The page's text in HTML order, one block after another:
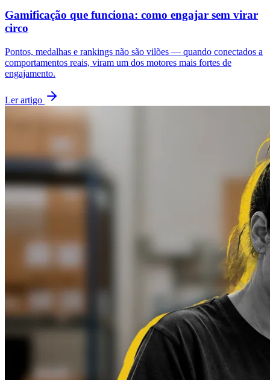
Gamificação que funciona: como engajar sem virar
circo
Pontos, medalhas e rankings não são vilões — quando conectados a
comportamentos reais, viram um dos motores mais fortes de
engajamento.
Ler artigo